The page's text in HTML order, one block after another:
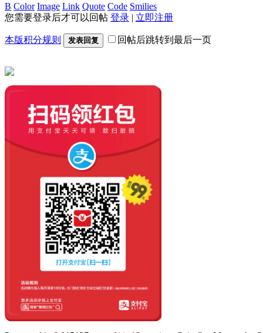
B Color Image Link Quote Code Smilies
您需要登录后才可以回帖 登录 | 立即注册
本版积分规则 发表回复 回帖后跳转到最后一页